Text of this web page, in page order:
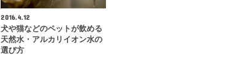
2016.4.12
犬や猫などのペットが飲める
天然水・アルカリイオン水の
選び方